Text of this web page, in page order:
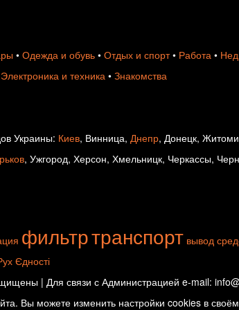
• Одежда и обувь • Отдых и спорт• Работа •
Электроника и техника • Знакомства
Украины: Киев, Винница, Днепр, Донецк,
, Ужгород, Херсон, Хмельницк, Черкассы,
фильтртранспорт вывод
Єдності
| Для связи с Администрацией e-mail:
Вы можете изменить настройки cookies в